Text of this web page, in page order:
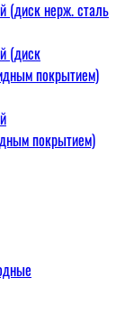
(диск нерж. сталь
(диск
покрытием)
покрытием)